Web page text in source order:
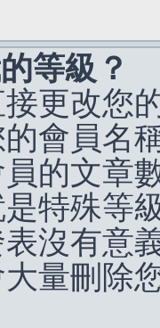
等級？
更改您
會員名
的文章
特殊等
沒有意
量刪除